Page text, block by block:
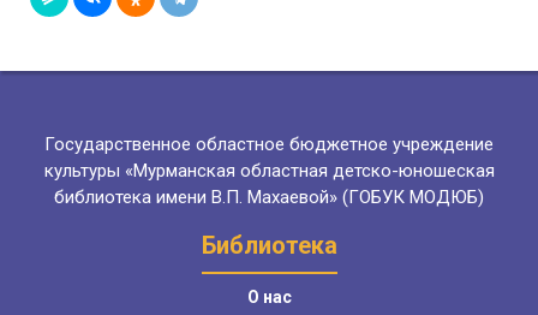
Государственное областное бюджетное учреждение
культуры «Мурманская областная детско-юношеская
библиотека имени В.П. Махаевой» (ГОБУК МОДЮБ)
Библиотека
О нас